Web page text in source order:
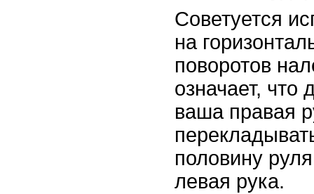
Советуется
на
поворотов
означает, что
ваша правая
половину
левая рука.